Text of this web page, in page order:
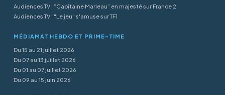
Audiences TV : “Capitaine Marleau” en majesté sur France 2
Audiences TV : "Le jeu" s'amuse sur TF1
MÉDIAMAT HEBDO ET PRIME-TIME
Du 15 au 21 juillet 2026
Du 07 au 13 juillet 2026
Du 01 au 07 juillet 2026
Du 09 au 15 juin 2026